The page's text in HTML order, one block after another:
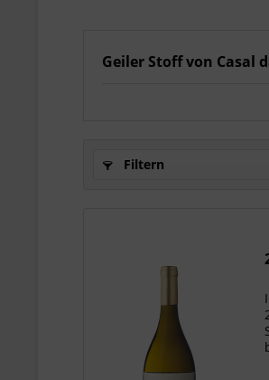
Geiler Stoff von Casal
Filtern